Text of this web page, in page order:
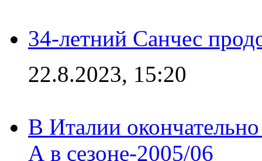
34-летний Санчес
22.8.2023, 15:20
В Италии
А в сезоне-2005/06